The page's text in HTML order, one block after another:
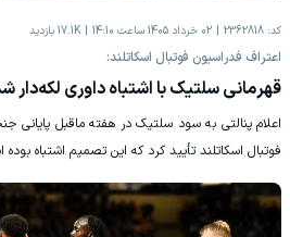
کد: 2362818 02 خرداد 1405 ساعت 14:10 17.1K بازدید
اعتراف فدراسیون فوتبال اسکاتلند:
قهرمانی سلتیک با اشتباه داوری لکه‌دار
اعلام پنالتی به سود سلتیک در هفته ماقبل پایانی
فوتبال اسکاتلند تأیید کرد که این تصمیم اشتباه